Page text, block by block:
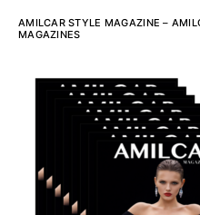
AMILCAR STYLE MAGAZINE –
MAGAZINES